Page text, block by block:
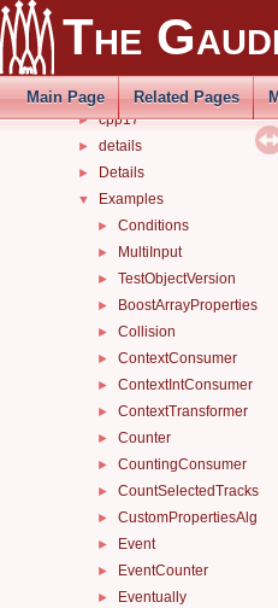
The
Main Page Related Pages
Arena
► ConfUser
► cpp17
► details
► Details
▼ Examples
► Conditions
► MultiInput
► TestObjectVersion
► BoostArrayProperties
► Collision
► ContextConsumer
► ContextIntConsumer
► ContextTransformer
► Counter
► CountingConsumer
► CountSelectedTracks
► CustomPropertiesAlg
► Event
► EventCounter
► Eventually